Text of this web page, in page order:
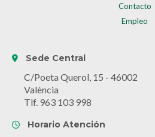
Contacto
Empleo
Sede Central
C/Poeta Querol, 15 - 46002
València
Tlf. 963 103 998
Horario Atención